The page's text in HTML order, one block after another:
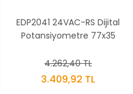
EDP2041 24VAC-RS Dijital
Potansiyometre 77x35
4.262,40 TL
3.409,92 TL